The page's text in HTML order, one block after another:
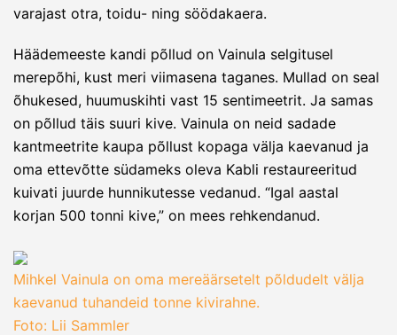
varajast otra, toidu- ning söödakaera.
Häädemeeste kandi põllud on Vainula selgitusel
merepõhi, kust meri viimasena taganes. Mullad on seal
õhukesed, huumuskihti vast 15 sentimeetrit. Ja samas
on põllud täis suuri kive. Vainula on neid sadade
kantmeetrite kaupa põllust kopaga välja kaevanud ja
oma ettevõtte südameks oleva Kabli restaureeritud
kuivati juurde hunnikutesse vedanud. “Igal aastal
korjan 500 tonni kive,” on mees rehkendanud.
Mihkel Vainula on oma mereäärsetelt põldudelt välja
kaevanud tuhandeid tonne kivirahne.
Foto: Lii Sammler